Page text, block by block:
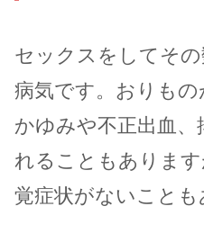
セックスをしてそ
病気です。おりもの
かゆみや不正出血
れることもありま
覚症状がないことも